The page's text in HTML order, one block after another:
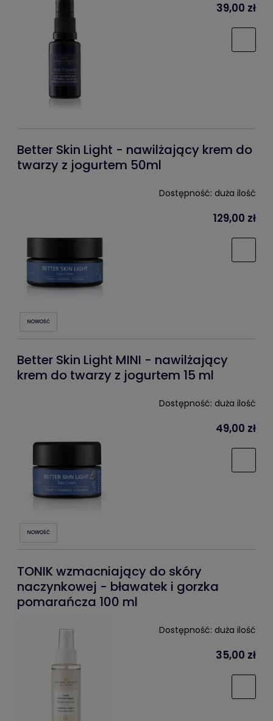
39,00 zł
Better Skin Light - nawilżający krem do
twarzy z jogurtem 50ml
Dostępność: duża ilość
129,00 zł
NOWOŚĆ
Better Skin Light MINI - nawilżający
krem do twarzy z jogurtem 15 ml
Dostępność: duża ilość
49,00 zł
NOWOŚĆ
TONIK wzmacniający do skóry
naczynkowej - bławatek i gorzka
pomarańcza 100 ml
Dostępność: duża ilość
35,00 zł